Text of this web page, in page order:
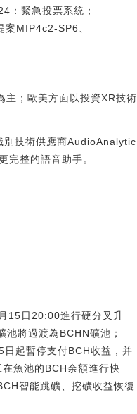
：緊急投票系統；
MIP4c2-SP6、
主；歐美方面以投資XR技術
別技術供應商AudioAnalytic
整的語音助手。
15日20:00進行硬分叉升
將過渡為BCHN礦池；
起暫停支付BCH收益，并
魚池的BCH余額進行快
智能跳礦、挖礦收益恢復